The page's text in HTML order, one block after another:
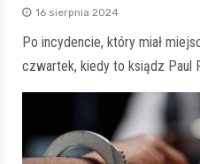
16 sierpnia 2024
Po incydencie, który miał
czwartek, kiedy to ksiądz Paul